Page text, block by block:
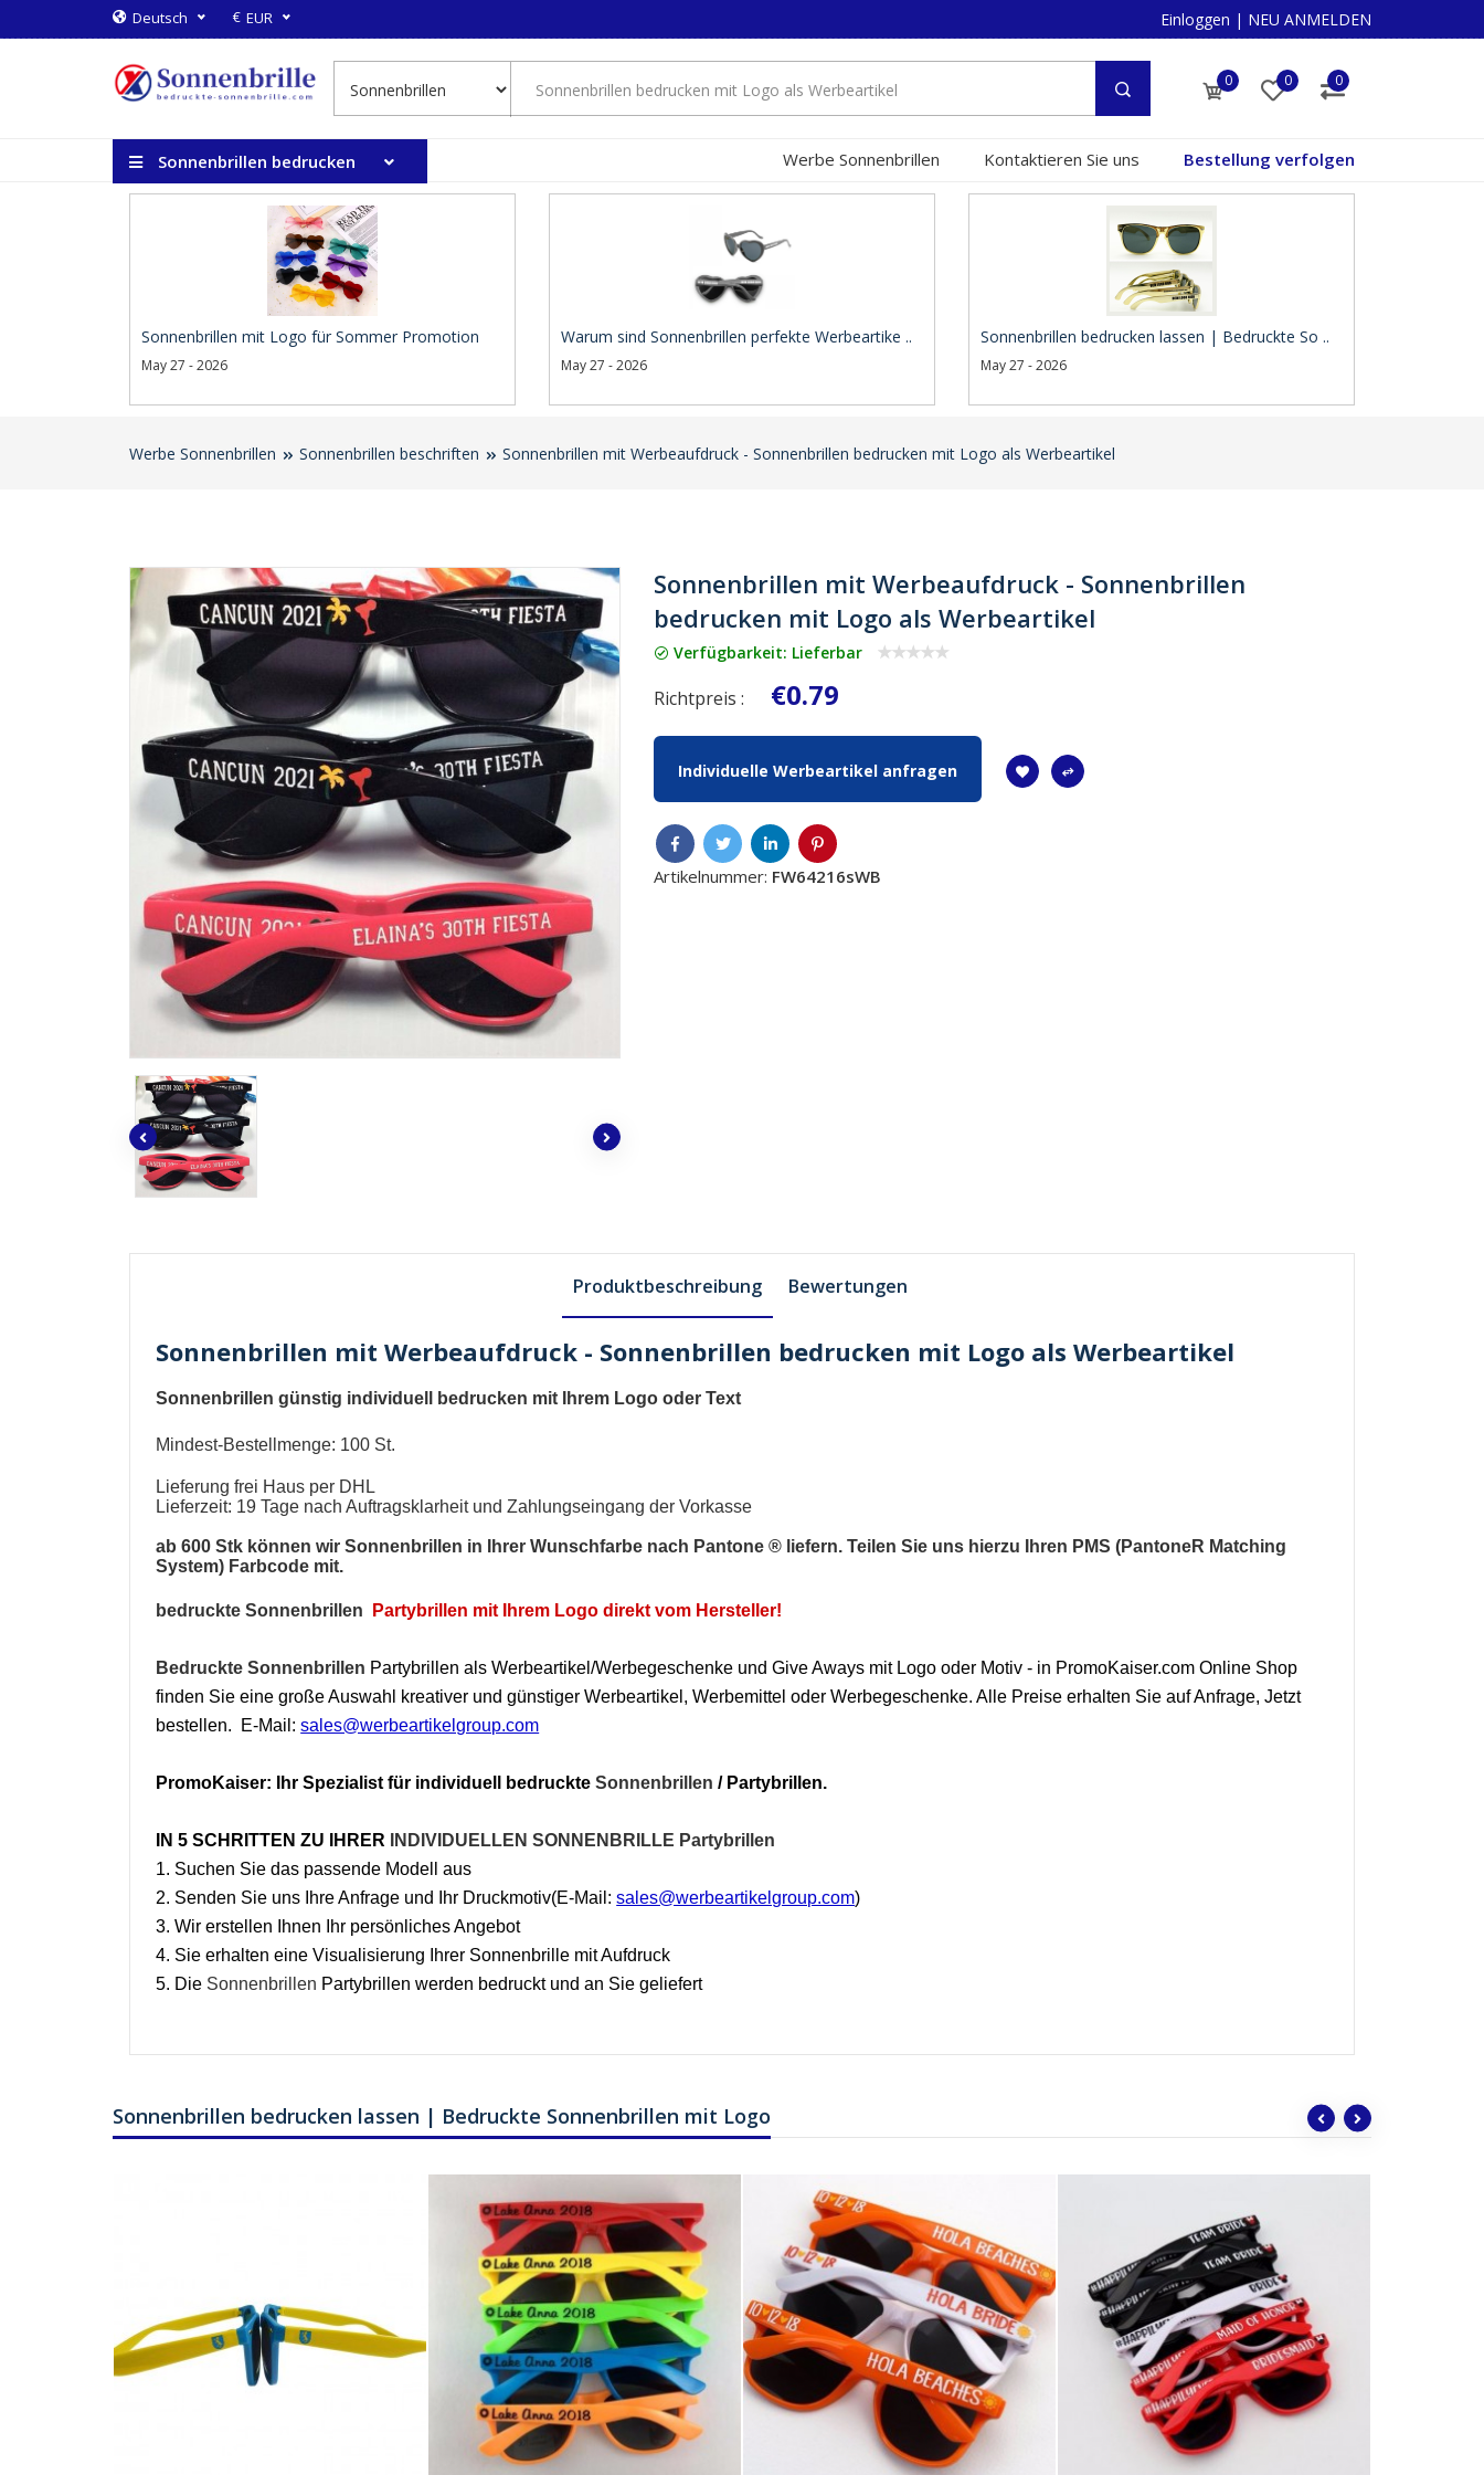
Deutsch € EUR Einloggen | NEU ANMELDEN
0 0 0
Sonnenbrillen bedrucken Werbe Sonnenbrillen Kontaktieren Sie uns Bestellung verfolgen
Sonnenbrillen mit Logo für Sommer Promotion
May 27 - 2026
Warum sind Sonnenbrillen perfekte Werbeartike ..
May 27 - 2026
Sonnenbrillen bedrucken lassen | Bedruckte So ..
May 27 - 2026
Werbe Sonnenbrillen Sonnenbrillen beschriften Sonnenbrillen mit Werbeaufdruck - Sonnenbrillen bedrucken mit Logo als Werbeartikel
Sonnenbrillen mit Werbeaufdruck - Sonnenbrillen
bedrucken mit Logo als Werbeartikel
Verfügbarkeit: Lieferbar
Richtpreis : €0.79
Individuelle Werbeartikel anfragen
Artikelnummer: FW64216sWB
Produktbeschreibung Bewertungen
Sonnenbrillen mit Werbeaufdruck - Sonnenbrillen bedrucken mit Logo als Werbeartikel
Sonnenbrillen günstig individuell bedrucken mit Ihrem Logo oder Text
Mindest-Bestellmenge: 100 St.
Lieferung frei Haus per DHL
Lieferzeit: 19 Tage nach Auftragsklarheit und Zahlungseingang der Vorkasse
ab 600 Stk können wirSonnenbrillen in Ihrer Wunschfarbe nach Pantone ® liefern. Teilen Sie uns hierzu Ihren PMS (PantoneR Matching
System) Farbcode mit.
bedruckte Sonnenbrillen Partybrillen mit Ihrem Logo direkt vom Hersteller!
Bedruckte Sonnenbrillen Partybrillen als Werbeartikel/Werbegeschenke und Give Aways mit Logo oder Motiv - in PromoKaiser.com Online Shop
finden Sie eine große Auswahl kreativer und günstiger Werbeartikel, Werbemittel oder Werbegeschenke. Alle Preise erhalten Sie auf Anfrage, Jetzt
bestellen. E-Mail:sales@werbeartikelgroup.com
PromoKaiser: Ihr Spezialist für individuell bedruckteSonnenbrillen / Partybrillen.
IN 5 SCHRITTEN ZU IHRER
INDIVIDUELLEN SONNENBRILLE Partybrillen
1. Suchen Sie das passende Modell aus
2. Senden Sie uns Ihre Anfrage und Ihr Druckmotiv(E-Mail:sales@werbeartikelgroup.com)
3. Wir erstellen Ihnen Ihr persönliches Angebot
4. Sie erhalten eine Visualisierung Ihrer Sonnenbrille mit Aufdruck
5. Die Sonnenbrillen Partybrillen werden bedruckt und an Sie geliefert
Sonnenbrillen bedrucken lassen | Bedruckte Sonnenbrillen mit Logo